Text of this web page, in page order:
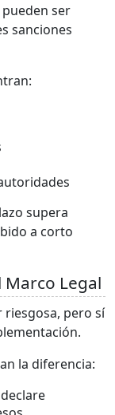
ser
sanciones
supera
a corto
Legal
riesgosa, pero sí
la diferencia: